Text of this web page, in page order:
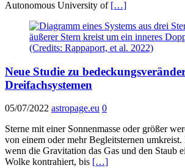
Autonomous University of […]
Neue Studie zu
Dreifachsystemen
05/07/2022 astropage.eu 0
Sterne mit einer Sonnenmasse oder größer
von einem oder mehr Begleitsternen umkreist.
wenn die Gravitation das Gas und den Staub
Wolke kontrahiert, bis […]